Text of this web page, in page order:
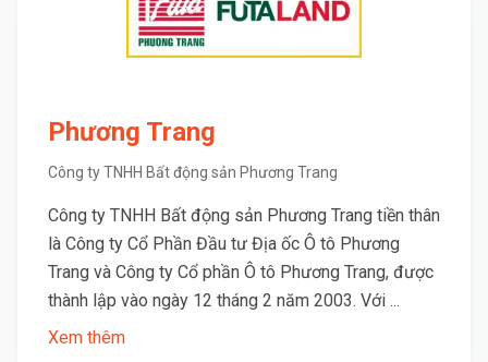
Phương Trang
Công ty TNHH Bất động sản Phương Trang
Công ty TNHH Bất động sản Phương Trang tiền thân
là Công ty Cổ Phần Đầu tư Địa ốc Ô tô Phương
Trang và Công ty Cổ phần Ô tô Phương Trang, được
thành lập vào ngày 12 tháng 2 năm 2003. Với ...
Xem thêm